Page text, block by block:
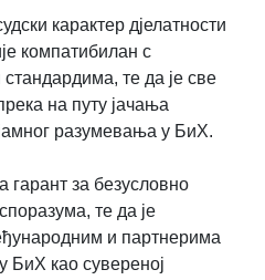
карактер дјелатности
компатибилан с
те да је све
на путу јачања
разумевања у БиХ.
гарант за безусловно
те да је
и партнерима
БиХ као сувереној